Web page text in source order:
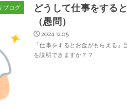
ブログ
どうして仕事をする
（愚問）
2024.12.05
「仕事をするとお金がもらえる
を説明できますか？？